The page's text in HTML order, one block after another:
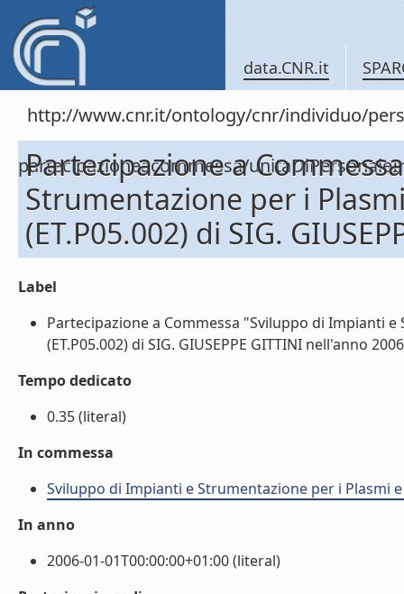
data.CNR.it
http://www.cnr.it/ontology/cnr/individuo/
partecipazioneacommessa/
Partecipazione a
Strumentazione per i
(ET.P05.002) di SIG.
Label
Partecipazione a Commessa "Sviluppo di Impianti
(ET.P05.002) di SIG. GIUSEPPE GITTINI nell'anno
Tempo dedicato
0.35 (literal)
In commessa
Sviluppo di Impianti e Strumentazione per i Plasmi
In anno
2006-01-01T00:00:00+01:00 (literal)